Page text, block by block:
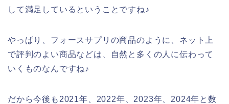
して満足しているということですね♪
やっぱり、フォースサプリの商品のように、ネット上
で評判のよい商品などは、自然と多くの人に伝わって
いくものなんですね♪
だから今後も2021年、2022年、2023年、2024年と数